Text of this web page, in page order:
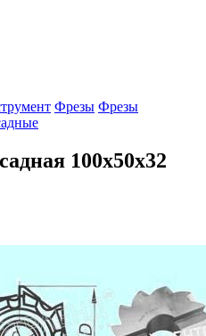
Фрезы Фрезы
100х50х32